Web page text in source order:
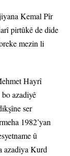
Kemal Pîr
pirtûkê de dide
mezin li
Hayrî
azadiyê
ser
1982’yan
û
azadiya Kurd